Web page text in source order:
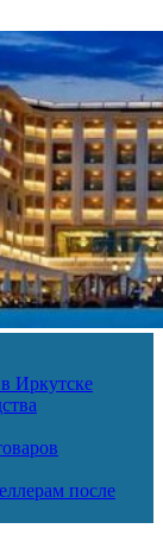
Иркутске
после